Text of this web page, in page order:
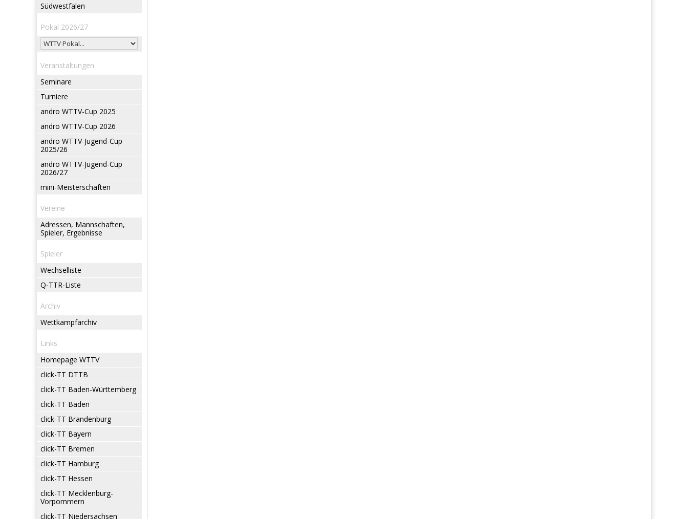
Südwestfalen
Pokal 2026/27
Veranstaltungen
Seminare
Turniere
andro WTTV-Cup 2025
andro WTTV-Cup 2026
andro WTTV-Jugend-Cup
2025/26
andro WTTV-Jugend-Cup
2026/27
mini-Meisterschaften
Vereine
Adressen, Mannschaften,
Spieler, Ergebnisse
Spieler
Wechselliste
Q-TTR-Liste
Archiv
Wettkampfarchiv
Links
Homepage WTTV
click-TT DTTB
click-TT Baden-Württemberg
click-TT Baden
click-TT Brandenburg
click-TT Bayern
click-TT Bremen
click-TT Hamburg
click-TT Hessen
click-TT Mecklenburg-
Vorpommern
click-TT Niedersachsen